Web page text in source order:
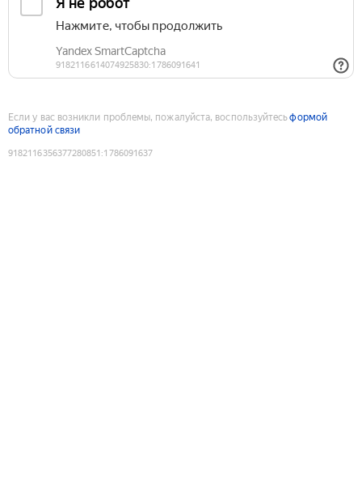
Если у вас возникли проблемы, пожалуйста, воспользуйтесьформой
обратной связи
9182116356377280851 :1786091637